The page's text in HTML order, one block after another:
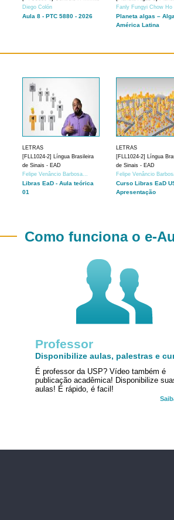
Diego Colón
Aula 8 - PTC 5880 - 2026
Fanly Fungyi Chow Ho
Planeta algas –
América Latina
LETRAS
[FLL1024-2] Língua Brasileira
de Sinais - EAD
Felipe Venâncio Barbosa...
Libras EaD - Aula teórica
01
LETRAS
[FLL1024-2] Língua
de Sinais - EAD
Felipe Venâncio
Curso Libras EaD
Apresentação
Como funciona o e-
Professor
Disponibilize aulas, palestras e
É professor da USP? Vídeo também é
publicação acadêmica! Disponibilize
aulas! É rápido, é facil!